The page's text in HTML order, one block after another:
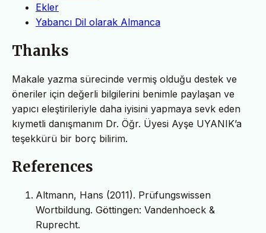
Ekler
Yabancı Dil olarak Almanca
Thanks
Makale yazma sürecinde vermiş olduğu destek ve
öneriler için değerli bilgilerini benimle paylaşan ve
yapıcı eleştirileriyle daha iyisini yapmaya sevk eden
kıymetli danışmanım Dr. Öğr. Üyesi Ayşe UYANIK’a
teşekkürü bir borç bilirim.
References
Altmann, Hans (2011). Prüfungswissen
Wortbildung. Göttingen: Vandenhoeck &
Ruprecht.